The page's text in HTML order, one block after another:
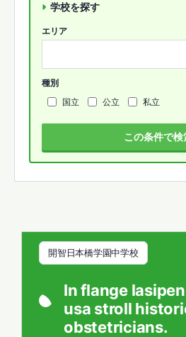
開智日本橋学園中学校
In flange
usa stroll
obstetricians.
学校を探す
エリア
種別
国立
公立 私立
この条件で検